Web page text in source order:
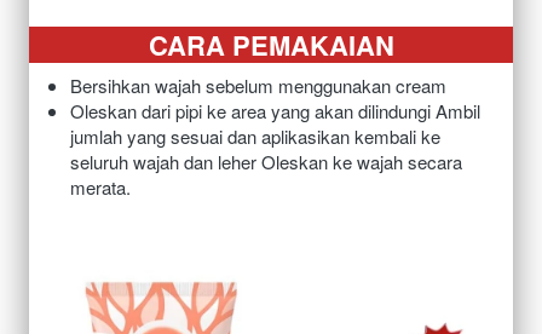
CARA PEMAKAIAN
Bersihkan wajah sebelum menggunakan cream
Oleskan dari pipi ke area yang akan dilindungi Ambil
jumlah yang sesuai dan aplikasikan kembali ke
seluruh wajah dan leher Oleskan ke wajah secara
merata.